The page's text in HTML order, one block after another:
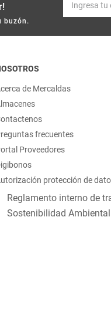
buzón.
de Mercaldas
frecuentes
Proveedores
protección de
Reglamento interno de
Sostenibilidad Ambiental